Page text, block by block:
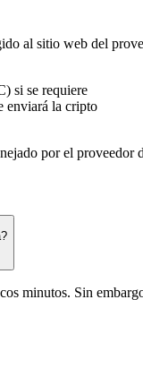
al sitio web del
si se requiere
enviará la cripto
por el proveedor
minutos. Sin